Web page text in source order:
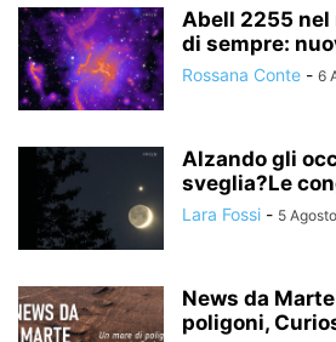
Abell 2255
di sempre:
Rossana Conte - 6
Alzando gli
sveglia?Le
Lara Fossi - 5
News da
poligoni,